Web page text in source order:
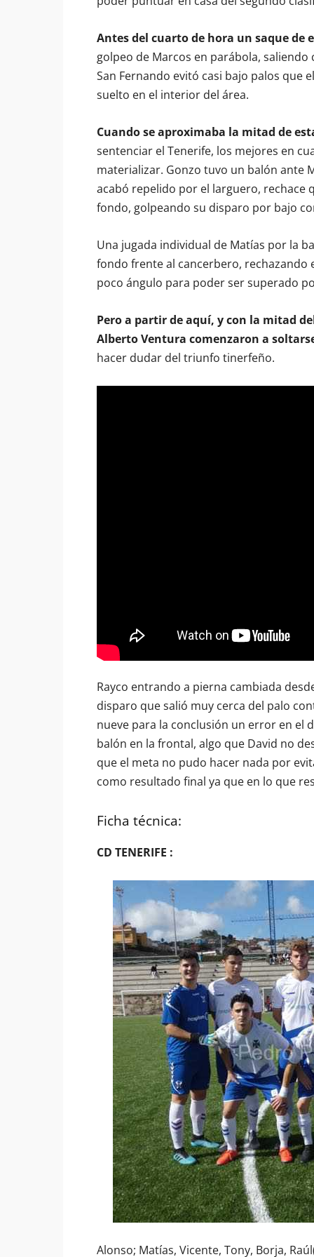
Antes del cuarto de hora un saque de
golpeo de Marcos en parábola,
San Fernando evitó casi bajo palos que
suelto en el interior del área.
Cuando se aproximaba la mitad de
sentenciar el Tenerife, los mejores en
materializar. Gonzo tuvo un balón ante
acabó repelido por el larguero, rechace
fondo, golpeando su disparo por bajo
Una jugada individual de Matías por la
fondo frente al cancerbero, rechazando
poco ángulo para poder ser superado
Pero a partir de aquí, y con la mitad
Alberto Ventura comenzaron a
hacer dudar del triunfo tinerfeño.
Rayco entrando a pierna cambiada
disparo que salió muy cerca del palo
nueve para la conclusión un error en el
balón en la frontal, algo que David no
que el meta no pudo hacer nada por
como resultado final ya que en lo que
Ficha técnica:
CD TENERIFE :
Alonso; Matías, Vicente, Tony, Borja,